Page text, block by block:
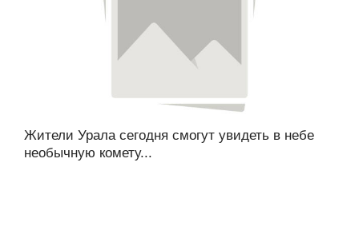
Жители Урала сегодня смогут увидеть в небе
необычную комету...